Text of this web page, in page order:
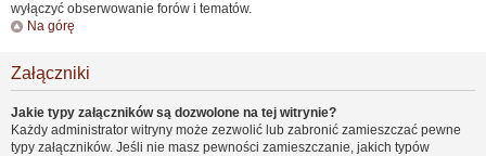
wyłączyć obserwowanie forów i tematów.
Na górę
Załączniki
Jakie typy załączników są dozwolone na tej witrynie?
Każdy administrator witryny może zezwolić lub zabronić zamieszczać pewne
typy załączników. Jeśli nie masz pewności zamieszczanie, jakich typów